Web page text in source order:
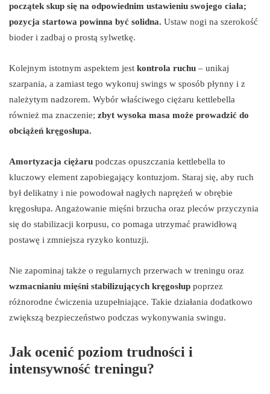
początek skup się na odpowiednim ustawieniu swojego ciała;
pozycja startowa powinna być solidna. Ustaw nogi na szerokość
bioder i zadbaj o prostą sylwetkę.
Kolejnym istotnym aspektem jest kontrola ruchu – unikaj
szarpania, a zamiast tego wykonuj swings w sposób płynny i z
należytym nadzorem. Wybór właściwego ciężaru kettlebella
również ma znaczenie; zbyt wysoka masa może prowadzić do
obciążeń kręgosłupa.
Amortyzacja ciężaru podczas opuszczania kettlebella to
kluczowy element zapobiegający kontuzjom. Staraj się, aby ruch
był delikatny i nie powodował nagłych naprężeń w obrębie
kręgosłupa. Angażowanie mięśni brzucha oraz pleców przyczynia
się do stabilizacji korpusu, co pomaga utrzymać prawidłową
postawę i zmniejsza ryzyko kontuzji.
Nie zapominaj także o regularnych przerwach w treningu oraz
wzmacnianiu mięśni stabilizujących kręgosłup poprzez
różnorodne ćwiczenia uzupełniające. Takie działania dodatkowo
zwiększą bezpieczeństwo podczas wykonywania swingu.
Jak ocenić poziom trudności i
intensywność treningu?